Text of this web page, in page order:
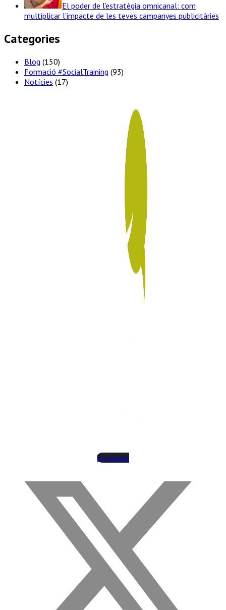
El poder de l’estratègia omnicanal: com
multiplicar l’impacte de les teves campanyes publicitàries
Categories
Blog (150)
Formació #SocialTraining (93)
Notícies (17)
X-twitter